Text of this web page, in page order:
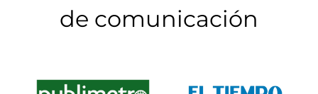
de comunicación